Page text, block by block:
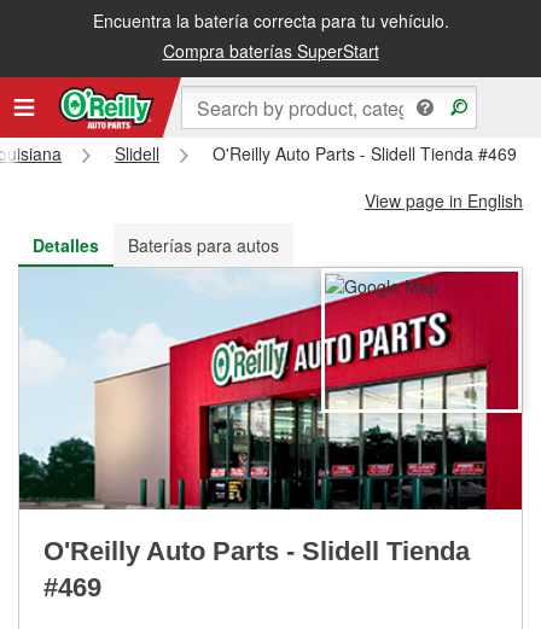
Encuentra la batería correcta para tu vehículo.
Compra baterías SuperStart
Recibe tu orden gratis al día siguiente o recógela en la tienda
Slidell
O'Reilly Auto Parts - Slidell Tienda #469
View page in English
Detalles
Baterías para autos
O'Reilly Auto Parts - Slidell Tienda
#469